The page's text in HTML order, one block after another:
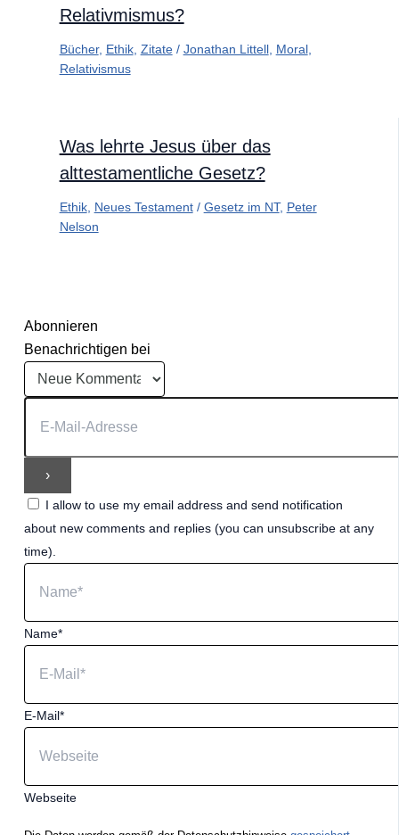
Relativmismus?
Bücher, Ethik, Zitate/ Jonathan Littell, Moral,
Relativismus
Was lehrte Jesus über das
alttestamentliche Gesetz?
Ethik, Neues Testament/ Gesetz im NT, Peter
Nelson
Abonnieren
Benachrichtigen bei
I allow to use my email address and send notification
about new comments and replies (you can unsubscribe at any
time).
Name*
E-Mail*
Webseite